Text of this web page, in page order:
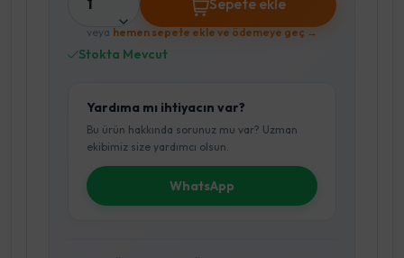
1 Sepete ekle
veya hemen sepete ekle ve ödemeye geç →
Stokta Mevcut
Yardıma mı ihtiyacın var?
Bu ürün hakkında sorunuz mu var? Uzman
ekibimiz size yardımcı olsun.
WhatsApp